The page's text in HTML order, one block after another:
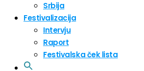
Srbija
Festivalizacija
Intervju
Raport
Festivalska ček lista